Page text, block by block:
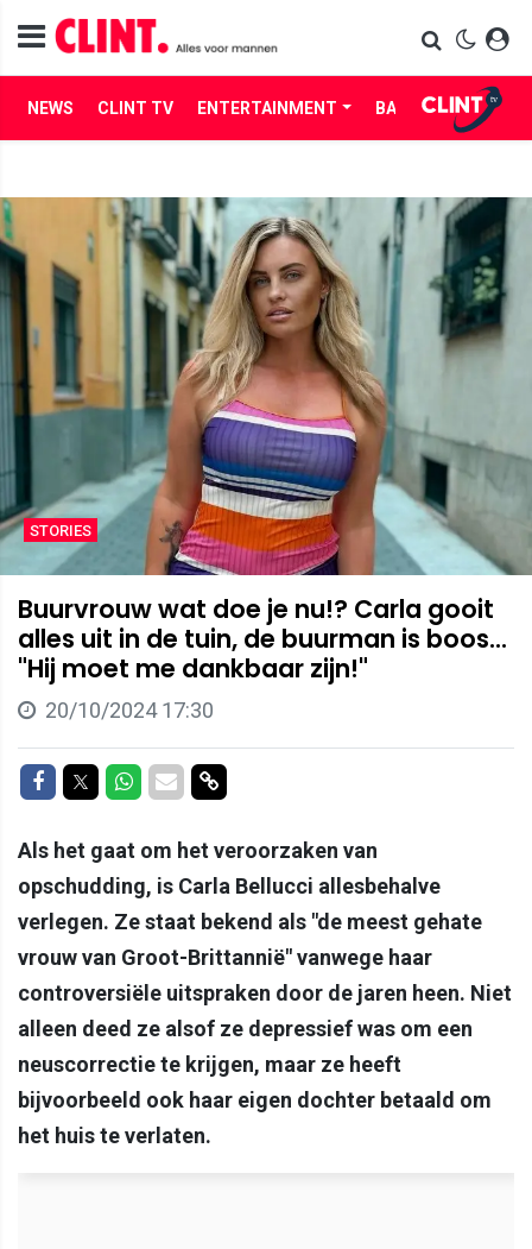
NEWS CLINT TV ENTERTAINMENT BABES LIFE
STORIES
Buurvrouw wat doe je nu!? Carla gooit
alles uit in de tuin, de buurman is boos...
"Hij moet me dankbaar zijn!"
20/10/2024 17:30
Delen op Facebook
Delen op Twitter
Delen op Whatsapp
Delen via Mail
Delen via link
Als het gaat om het veroorzaken van
opschudding, is Carla Bellucci allesbehalve
verlegen. Ze staat bekend als "de meest gehate
vrouw van Groot-Brittannië" vanwege haar
controversiële uitspraken door de jaren heen. Niet
alleen deed ze alsof ze depressief was om een
neuscorrectie te krijgen, maar ze heeft
bijvoorbeeld ook haar eigen dochter betaald om
het huis te verlaten.